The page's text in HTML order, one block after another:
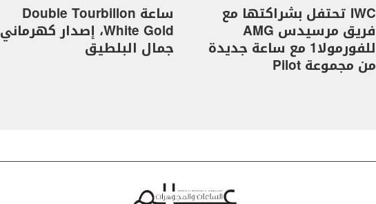
IWC تحتفل بشراكتها مع
فريق مرسيدس AMG
للفورمولا1 مع ساعة جديدة
من مجموعة Pilot
ساعة Double Tourbillon
White Gold، إصدار كهرماني
جمال البلطيق